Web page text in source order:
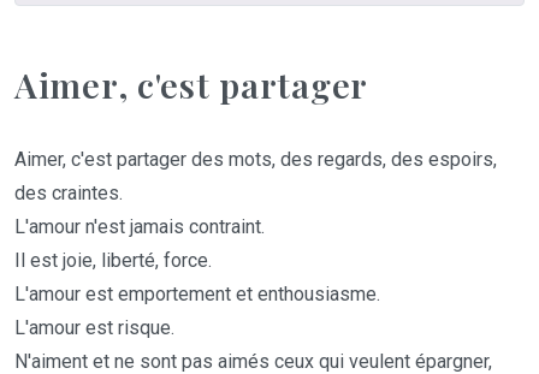
Aimer, c'est partager
Aimer, c'est partager des mots, des regards, des espoirs,
des craintes.
L'amour n'est jamais contraint.
Il est joie, liberté, force.
L'amour est emportement et enthousiasme.
L'amour est risque.
N'aiment et ne sont pas aimés ceux qui veulent épargner,